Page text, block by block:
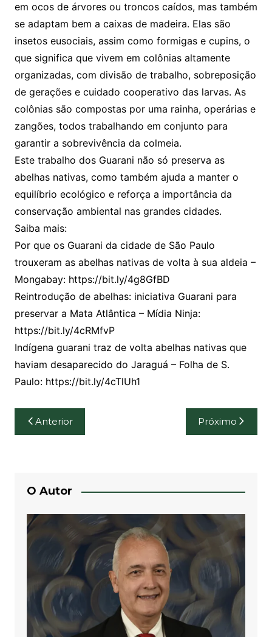
em ocos de árvores ou troncos caídos, mas também
se adaptam bem a caixas de madeira. Elas são
insetos eusociais, assim como formigas e cupins, o
que significa que vivem em colônias altamente
organizadas, com divisão de trabalho, sobreposição
de gerações e cuidado cooperativo das larvas. As
colônias são compostas por uma rainha, operárias e
zangões, todos trabalhando em conjunto para
garantir a sobrevivência da colmeia.
Este trabalho dos Guarani não só preserva as
abelhas nativas, como também ajuda a manter o
equilíbrio ecológico e reforça a importância da
conservação ambiental nas grandes cidades.
Saiba mais:
Por que os Guarani da cidade de São Paulo
trouxeram as abelhas nativas de volta à sua aldeia –
Mongabay: https://bit.ly/4g8GfBD
Reintrodução de abelhas: iniciativa Guarani para
preservar a Mata Atlântica – Mídia Ninja:
https://bit.ly/4cRMfvP
Indígena guarani traz de volta abelhas nativas que
haviam desaparecido do Jaraguá – Folha de S.
Paulo: https://bit.ly/4cTlUh1
Navegação
de
Anterior Próximo
O Autor